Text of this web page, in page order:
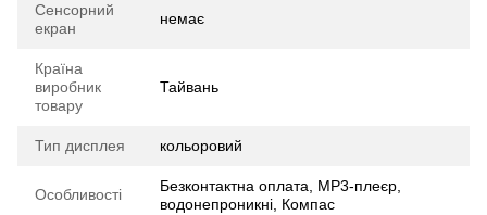
Сенсорний
екран
немає
Країна
виробник
товару
Тайвань
Тип дисплея кольоровий
Особливості
Безконтактна оплата, MP3-плеєр,
водонепроникні, Компас